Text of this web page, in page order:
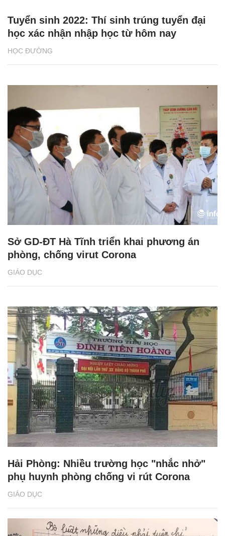
HỌC ĐƯỜNG
Tuyển sinh 2022: Thí sinh trúng tuyển đại
học xác nhận nhập học từ hôm nay
GIÁO DỤC
Sở GD-ĐT Hà Tĩnh triển khai phương án
phòng, chống virut Corona
GIÁO DỤC
Hải Phòng: Nhiều trường học "nhắc nhở"
phụ huynh phòng chống vi rút Corona